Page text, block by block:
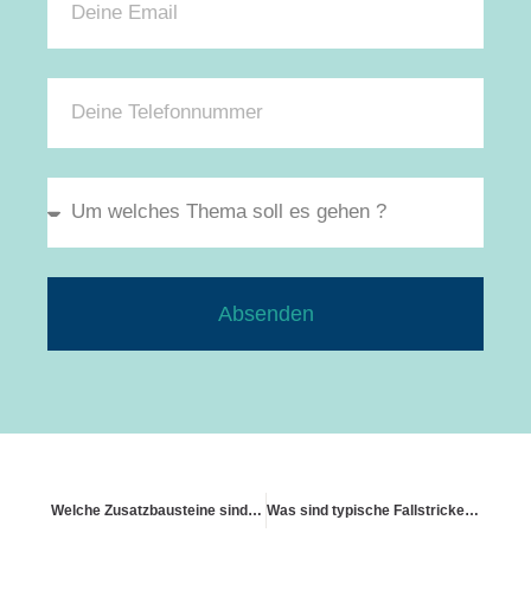
Absenden
Welche Zusatzbausteine sind sinnvoll Was sind typische Fallstricke bei Billigtarifen